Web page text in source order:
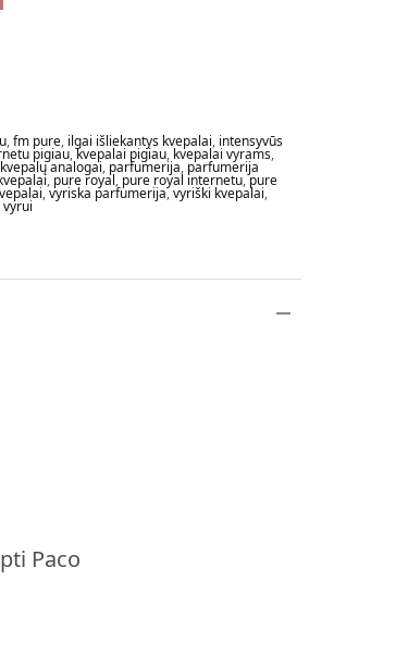
,fm pure, ilgai išliekantys kvepalai, intensyvūs
pigiau,kvepalai pigiau, kvepalai vyrams,
kvepalų analogai, parfumerija, parfumerija
, pure royal, pure royal internetu,pure
,vyriska parfumerija,vyriški kvepalai,
vyrui
Paco